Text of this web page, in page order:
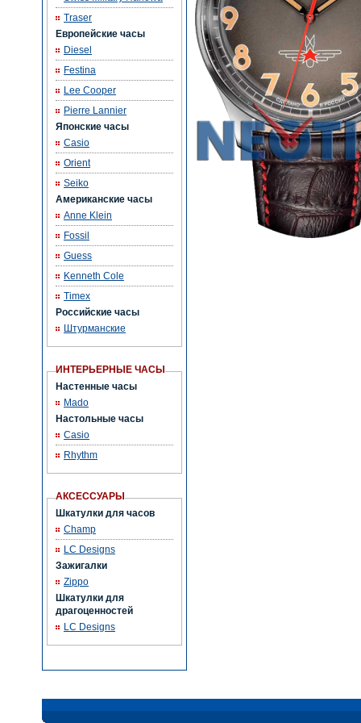
Traser
Европейские часы
Diesel
Festina
Lee Cooper
Pierre Lannier
Японские часы
Casio
Orient
Seiko
Американские часы
Anne Klein
Fossil
Guess
Kenneth Cole
Timex
Российские часы
Штурманские
ИНТЕРЬЕРНЫЕ ЧАСЫ
Настенные часы
Mado
Настольные часы
Casio
Rhythm
АКСЕССУАРЫ
Шкатулки для часов
Champ
LC Designs
Зажигалки
Zippo
Шкатулки для
драгоценностей
LC Designs